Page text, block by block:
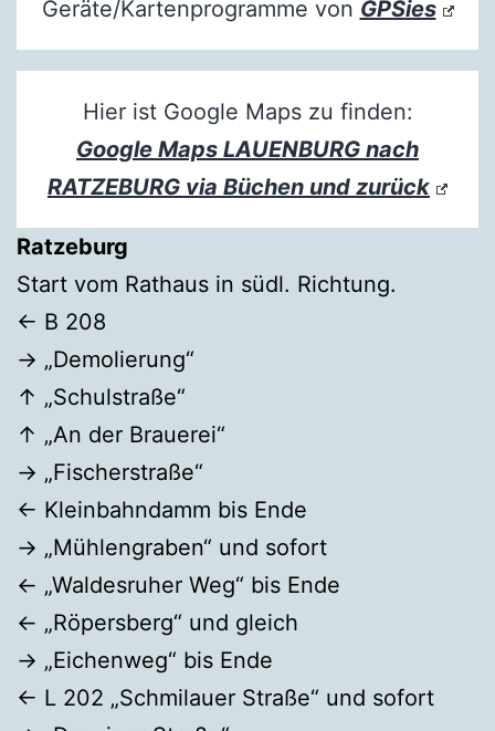
Geräte/Kartenprogramme von GPSies
Hier ist Google Maps zu finden:
Google Maps LAUENBURG nach
RATZEBURG via Büchen und zurück
Ratzeburg
Start vom Rathaus in südl. Richtung.
← B 208
→ „Demolierung“
↑ „Schulstraße“
↑ „An der Brauerei“
→ „Fischerstraße“
← Kleinbahndamm bis Ende
→ „Mühlengraben“ und sofort
← „Waldesruher Weg“ bis Ende
← „Röpersberg“ und gleich
→ „Eichenweg“ bis Ende
← L 202 „Schmilauer Straße“ und sofort